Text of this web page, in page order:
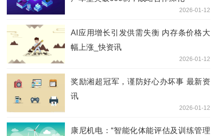
2026-01-12
AI应用增长引发供需失衡 内存条价格大
幅上涨_快资讯
2026-01-12
奖励湘超冠军，谨防好心办坏事 最新资
讯
2026-01-12
康尼机电：“智能化体能评估及训练管理